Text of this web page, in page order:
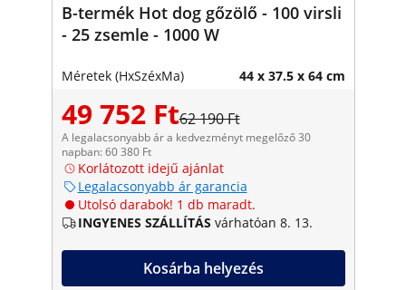
B-termék Hot dog gőzölő - 100 virsli
- 25 zsemle - 1000 W
Méretek (HxSzéxMa) 44 x 37.5 x 64 cm
49 752 Ft62 190 Ft
A legalacsonyabb ár a kedvezményt megelőző 30
napban: 60 380 Ft
Korlátozott idejű ajánlat
Legalacsonyabb ár garancia
Utolsó darabok! 1 db maradt.
INGYENES SZÁLLÍTÁS várhatóan 8. 13.
Kosárba helyezés